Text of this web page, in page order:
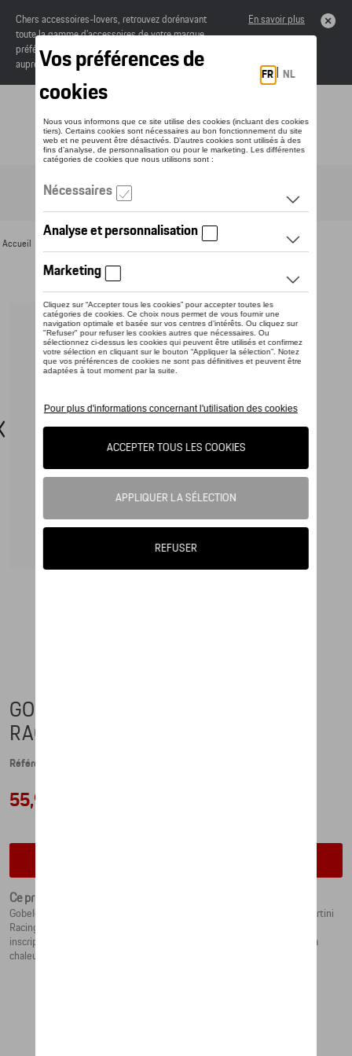
Chers accessoires-lovers, retrouvez dorénavant
toute la gamme d’accessoires de votre marque
préférée sous forme de catalogue à commander
auprès de votre concessionaire.
En savoir plus
Toggle navigation
Accueil Bouteilles thermos > Détail
GOBELET ISOTHERME - MARTINI
RACING
Référence: WAP0505500K
55,93 €
Ce produit n'est actuellement pas de stock
Gobelet isotherme de haute qualité en acier inoxydable au couleurs Martini
Racing à double paroi. Avec l’écusson Porsche sur le gobelet et une
inscription « PORSCHE » gravée sur le couvercle. Conserve aussi bien la
chaleur que la fraîcheur des boissons.